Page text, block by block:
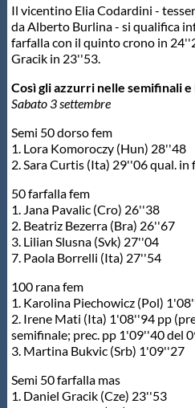
Galleria fotografica
Videogallery
Intranet
Webmail
Contatti
Mappa del sito
Il vicentino Elia Codardini -
da Alberto Burlina - si qualifica
farfalla con il quinto crono in
Gracik in 23''53.
Così gli azzurri nelle semifinali
Sabato 3 settembre
Semi 50 dorso fem
1. Lora Komoroczy (Hun) 28''48
2. Sara Curtis (Ita) 29''06 qual. in
50 farfalla fem
1. Jana Pavalic (Cro) 26''38
2. Beatriz Bezerra (Bra) 26''67
3. Lilian Slusna (Svk) 27''04
7. Paola Borrelli (Ita) 27''54
100 rana fem
1. Karolina Piechowicz (Pol)
2. Irene Mati (Ita) 1'08''94 pp
semifinale; prec. pp 1'09''40 del
3. Martina Bukvic (Srb) 1'09''27
Semi 50 farfalla mas
1. Daniel Gracik (Cze) 23''53